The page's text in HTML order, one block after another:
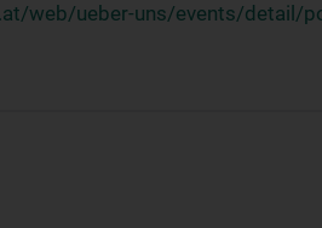
web/ueber-uns/events/detail/